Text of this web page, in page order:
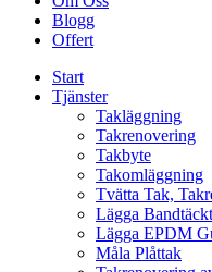
Blogg
Offert
Start
Tjänster
Takläggning
Takrenovering
Takbyte
Takomläggning
Tvätta Tak,
Lägga
Lägga EPDM
Måla Plåttak